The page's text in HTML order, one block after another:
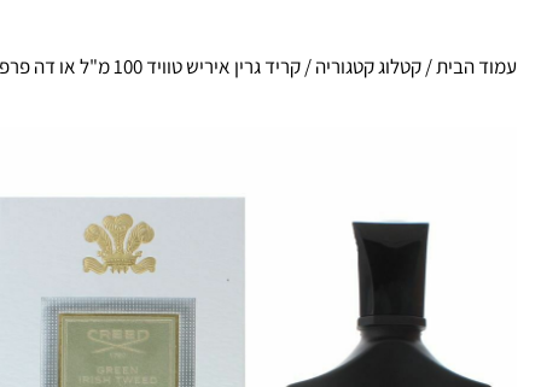
עמוד הבית/קטלוג קטגוריה/ קריד גרין איריש טוויד 100 מ"ל או דה פרפיום לגבר